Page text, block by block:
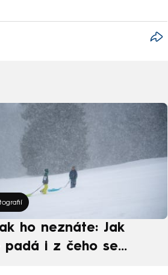
ho neznáte: Jak
padá i z čeho se